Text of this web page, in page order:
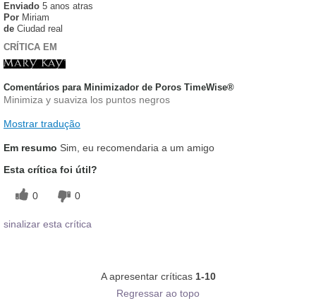
Enviado 5 anos atras
Por Miriam
de Ciudad real
CRÍTICA EM
Comentários para Minimizador de Poros TimeWise®
Minimiza y suaviza los puntos negros
Mostrar tradução
Em resumo Sim, eu recomendaria a um amigo
Esta crítica foi útil?
0 0
sinalizar esta crítica
A apresentar críticas 1-10
Regressar ao topo